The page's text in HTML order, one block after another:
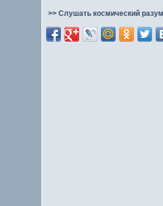
>> Слушать космический